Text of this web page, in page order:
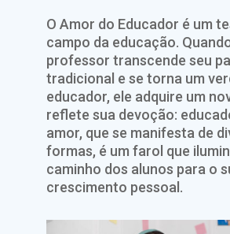
O Amor do Educador é um
campo da educação.
professor transcende seu
tradicional e se torna um
educador, ele adquire um
reflete sua devoção:
amor, que se manifesta de
formas, é um farol que
caminho dos alunos para o
crescimento pessoal.